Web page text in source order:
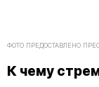
ФОТО ПРЕДОСТАВЛЕНО
К чему